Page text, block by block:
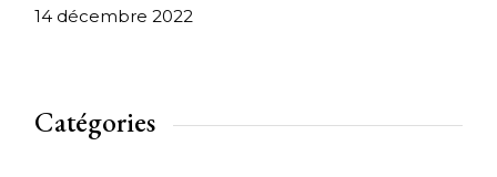
14 décembre 2022
Catégories